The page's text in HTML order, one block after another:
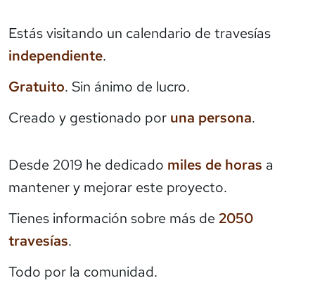
Estás visitando un calendario de travesías
independiente.
Gratuito. Sin ánimo de lucro.
Creado y gestionado por una persona.
Desde 2019 he dedicado miles de horas a
mantener y mejorar este proyecto.
Tienes información sobre más de 2050
travesías.
Todo por la comunidad.